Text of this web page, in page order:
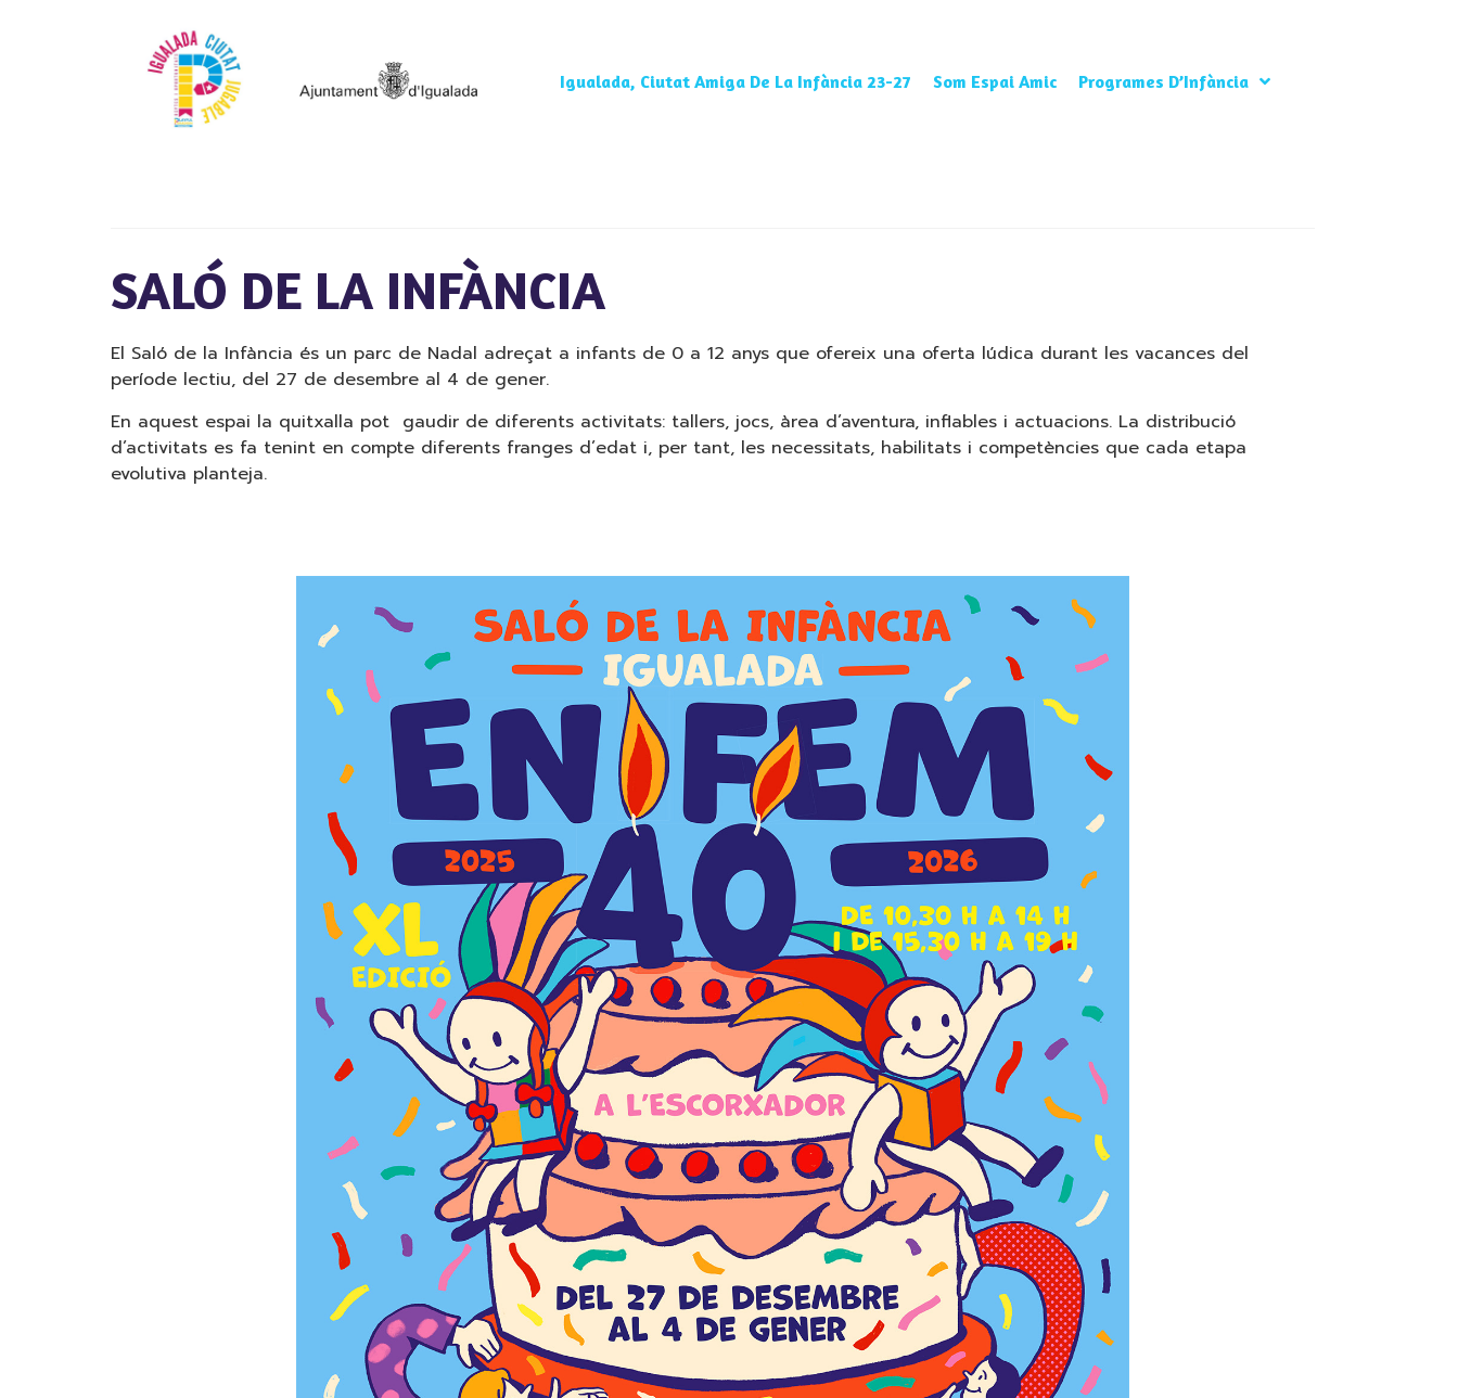
Igualada, Ciutat Amiga De La Infància 23-27 Som Espai Amic Programes D’Infància
SALÓ DE LA INFÀNCIA
El Saló de la Infància és un parc de Nadal adreçat a infants de 0 a 12 anys que ofereix una oferta lúdica durant les vacances del
període lectiu, del 27 de desembre al 4 de gener.
En aquest espai la quitxalla pot gaudir de diferents activitats: tallers, jocs, àrea d’aventura, inflables i actuacions. La distribució
d’activitats es fa tenint en compte diferents franges d’edat i, per tant, les necessitats, habilitats i competències que cada etapa
evolutiva planteja.